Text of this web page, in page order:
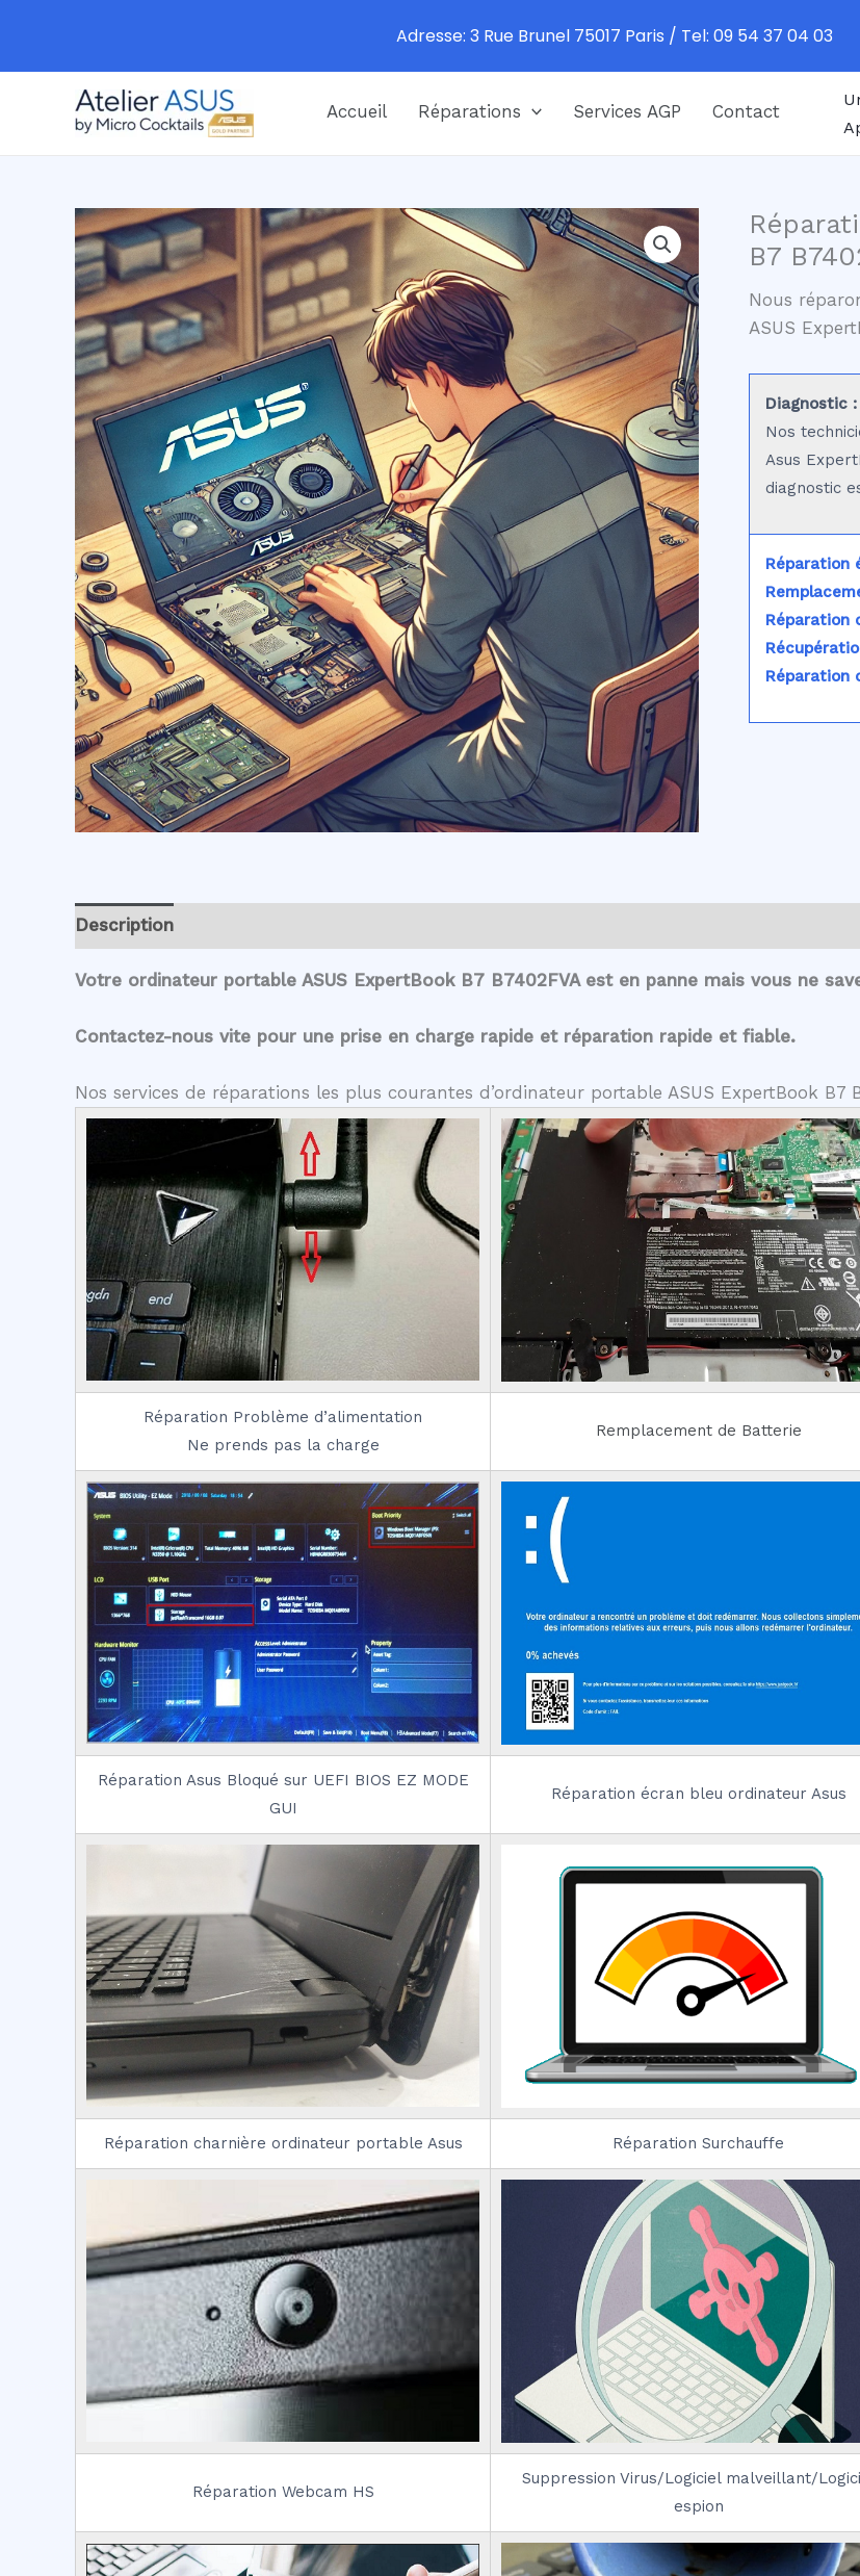
Accueil Réparations Services AGP Contact
B7
Nous
ASUS
Diagnostic
Nos
Asus
diagnostic
Réparation
Réparation
Réparation
Description
Votre ordinateur portable ASUS ExpertBook B7 B7402FVA est en panne mais vous ne
Contactez-nous vite pour une prise en charge rapide et réparation rapide et fiable.
Nos services de réparations les plus courantes d’ordinateur portable ASUS ExpertBook B7
Réparation Problème d’alimentation
Ne prends pas la charge
Remplacement de Batterie
Réparation Asus Bloqué sur UEFI BIOS EZ MODE
GUI
Réparation écran bleu ordinateur Asus
Réparation charnière ordinateur portable Asus Réparation Surchauffe
Réparation Webcam HS
Suppression Virus/Logiciel malveillant/
espion
Adresse: 3 Rue Brunel 75017 Paris / Tel: 09 54 37 04 03